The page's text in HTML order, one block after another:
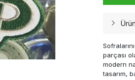
parçası
modern
tasarım,